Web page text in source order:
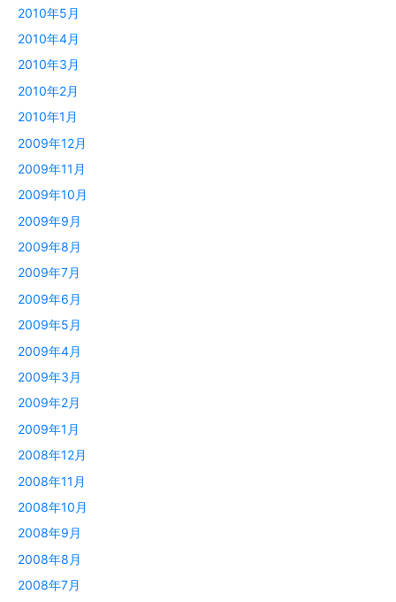
2010年5月
2010年4月
2010年3月
2010年2月
2010年1月
2009年12月
2009年11月
2009年10月
2009年9月
2009年8月
2009年7月
2009年6月
2009年5月
2009年4月
2009年3月
2009年2月
2009年1月
2008年12月
2008年11月
2008年10月
2008年9月
2008年8月
2008年7月